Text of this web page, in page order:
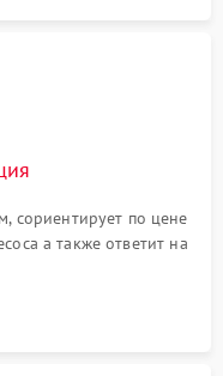
сориентирует по цене
а также ответит на